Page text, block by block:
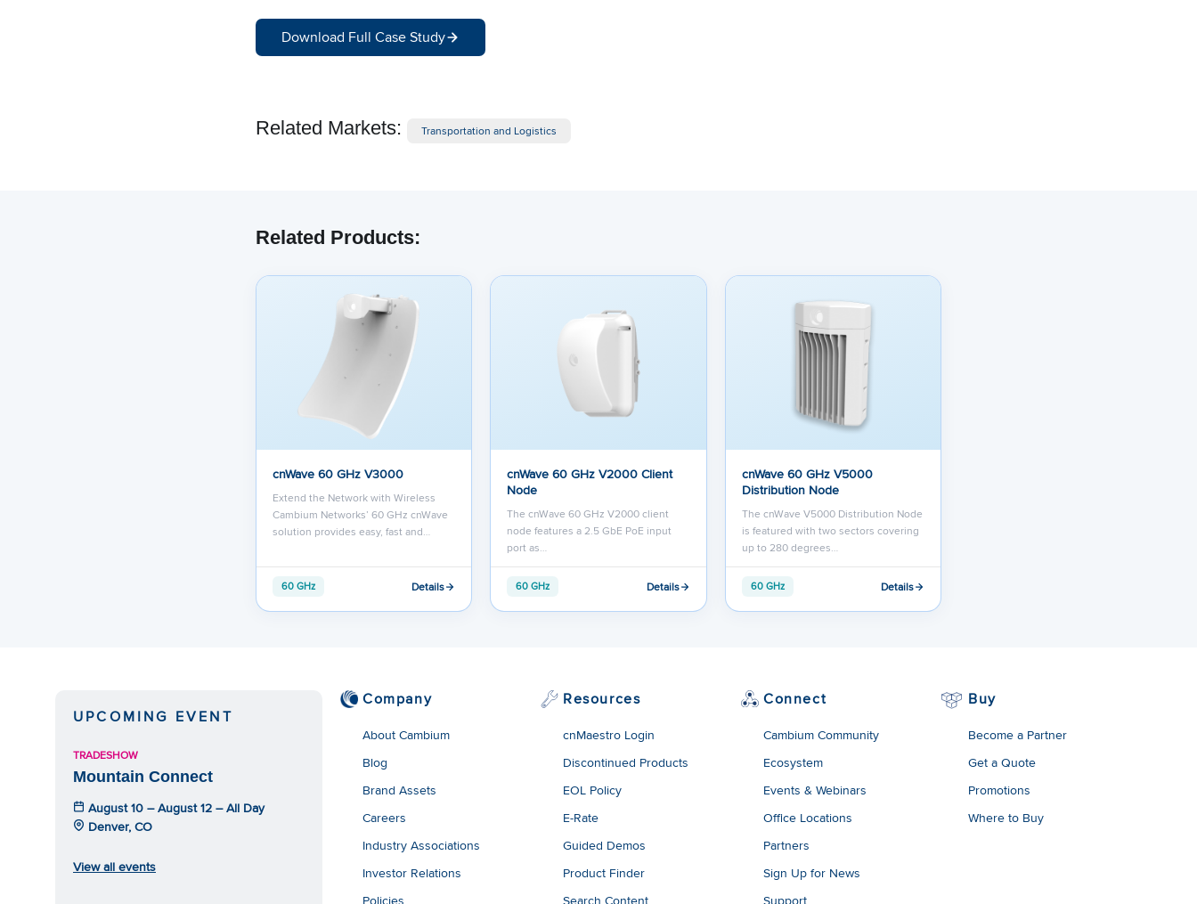
Download Full Case Study
Related Markets: Transportation and Logistics
Related Products:
cnWave 60 GHz V3000
Extend the Network with Wireless
Cambium Networks’ 60 GHz cnWave
solution provides easy, fast and…
60 GHz Details
cnWave 60 GHz V2000 Client
Node
The cnWave 60 GHz V2000 client
node features a 2.5 GbE PoE input
port as…
60 GHz Details
cnWave 60 GHz V5000
Distribution Node
The cnWave V5000 Distribution Node
is featured with two sectors covering
up to 280 degrees…
60 GHz Details
UPCOMING EVENT
TRADESHOW
Mountain Connect
August 10 – August 12 – All Day
Denver, CO
View all events
Company
About Cambium
Blog
Brand Assets
Careers
Industry Associations
Investor Relations
Resources
cnMaestro Login
Discontinued Products
EOL Policy
E-Rate
Guided Demos
Product Finder
Connect
Cambium Community
Ecosystem
Events & Webinars
Office Locations
Partners
Sign Up for News
Buy
Become a Partner
Get a Quote
Promotions
Where to Buy